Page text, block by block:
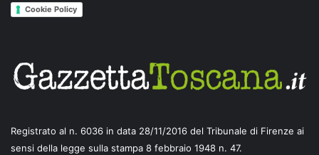
Cookie Policy
Registrato al n. 6036 in data 28/11/2016 del Tribunale di Firenze ai
sensi della legge sulla stampa 8 febbraio 1948 n. 47.